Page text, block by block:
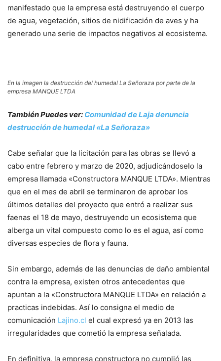
manifestado que la empresa está destruyendo el cuerpo
de agua, vegetación, sitios de nidificación de aves y ha
generado una serie de impactos negativos al ecosistema.
En la imagen la destrucción del humedal La Señoraza por parte de la
empresa MANQUE LTDA
También Puedes ver: Comunidad de Laja denuncia
destrucción de humedal «La Señoraza»
Cabe señalar que la licitación para las obras se llevó a
cabo entre febrero y marzo de 2020, adjudicándoselo la
empresa llamada «Constructora MANQUE LTDA». Mientras
que en el mes de abril se terminaron de aprobar los
últimos detalles del proyecto que entró a realizar sus
faenas el 18 de mayo, destruyendo un ecosistema que
alberga un vital compuesto como lo es el agua, así como
diversas especies de flora y fauna.
Sin embargo, además de las denuncias de daño ambiental
contra la empresa, existen otros antecedentes que
apuntan a la «Constructora MANQUE LTDA» en relación a
practicas indebidas. Así lo consigna el medio de
comunicación Lajino.cl el cual expresó ya en 2013 las
irregularidades que cometió la empresa señalada.
En definitiva, la empresa constructora no cumplió las